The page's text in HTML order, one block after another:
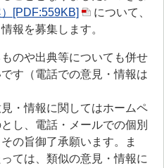
[PDF:559KB]
について、
報を募集します。
のや出典等についても併せ
す（電話での意見・情報は
・情報に関してはホームペ
し、電話・メールでの個別
の旨御了承願います。ま
ては、類似の意見・情報に